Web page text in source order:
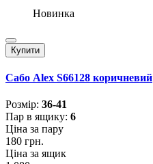
Новинка
Купити
Сабо Alex S66128 коричневий
Розмiр: 36-41
Пар в ящику: 6
Ціна за пару
180 грн.
Ціна за ящик